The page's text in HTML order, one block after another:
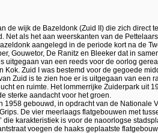
de wijk de Bazeldonk (Zuid II) die zich direct
Net als het aan weerskanten van de
aangelegd in de periode kort na de
Gouwetor, De Ranitz en Bleeker dat in
uitgegaan van een reeds voor de oorlog
Kok. Zuid I was bestemd voor de gegoede
Zuid is te zien hoe er is uitgegaan van een
en ruimte. Het lommerrijke Zuiderpark uit
sterke aandacht voor het groen.
1958 gebouwd, in opdracht van de Nationale
De vier meerlaags flatgebouwen met
die karakteristiek is voor de naoorlogse
voegen de haaks geplaatste